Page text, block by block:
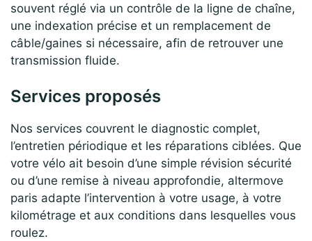
souvent réglé via un contrôle de la ligne de chaîne,
une indexation précise et un remplacement de
câble/gaines si nécessaire, afin de retrouver une
transmission fluide.
Services proposés
Nos services couvrent le diagnostic complet,
l’entretien périodique et les réparations ciblées. Que
votre vélo ait besoin d’une simple révision sécurité
ou d’une remise à niveau approfondie, altermove
paris adapte l’intervention à votre usage, à votre
kilométrage et aux conditions dans lesquelles vous
roulez.